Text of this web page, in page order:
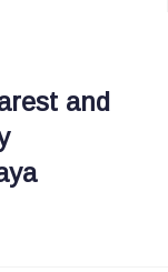
and